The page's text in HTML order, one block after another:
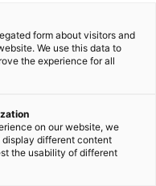
form about visitors and
We use this data to
the experience for all
on our website, we
different content
the usability of different